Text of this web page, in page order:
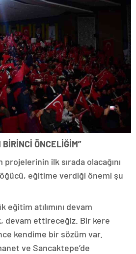
ÖNCELİĞİM”
ilk sırada olacağını
eğitime verdiği önemi şu
eğitim atılımını devam
devam ettireceğiz. Bir kere
kendime bir sözüm var.
ve Sancaktepe’de